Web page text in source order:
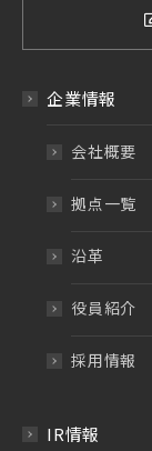
企業情報
会社概要
拠点一覧
沿革
役員紹介
採用情報
IR情報